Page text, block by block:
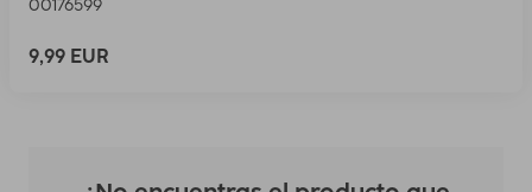
00176599
9,99 EUR